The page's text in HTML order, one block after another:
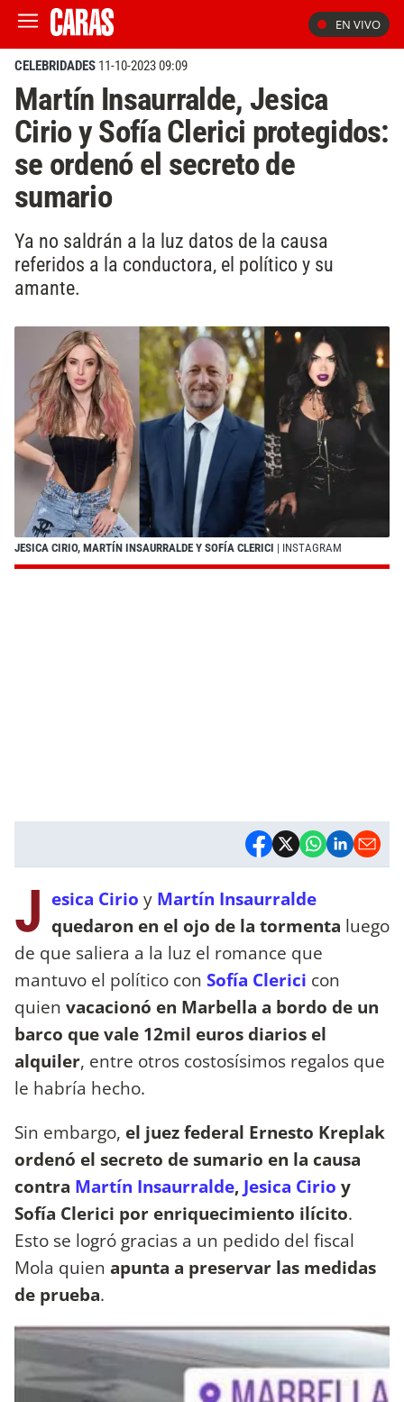
EN VIVO
CELEBRIDADES 11-10-2023 09:09
Martín Insaurralde, Jesica
Cirio y Sofía Clerici protegidos:
se ordenó el secreto de
sumario
Ya no saldrán a la luz datos de la causa
referidos a la conductora, el político y su
amante.
JESICA CIRIO, MARTÍN INSAURRALDE Y SOFÍA CLERICI | INSTAGRAM
J esica Cirio y Martín Insaurralde
quedaron en el ojo de la tormenta luego
de que saliera a la luz el romance que
mantuvo el político con Sofía Clerici con
quien vacacionó en Marbella a bordo de un
barco que vale 12mil euros diarios el
alquiler, entre otros costosísimos regalos que
le habría hecho.
Sin embargo, el juez federal Ernesto Kreplak
ordenó el secreto de sumario en la causa
contra Martín Insaurralde, Jesica Cirio y
Sofía Clerici por enriquecimiento ilícito.
Esto se logró gracias a un pedido del fiscal
Mola quien apunta a preservar las medidas
de prueba.